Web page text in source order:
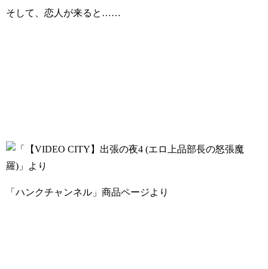
そして、恋人が来ると……
「ハンクチャンネル」商品ページより